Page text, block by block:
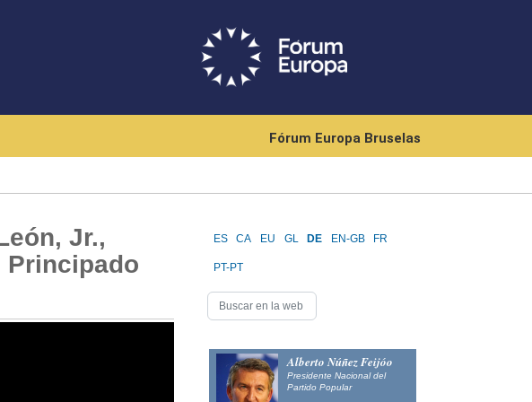
Fórum Europa Bruselas
Jr.,
Principado
ES CA EU GL DE EN-GB FR
PT-PT
Alberto Núñez Feijóo
Presidente Nacional del
Partido Popular